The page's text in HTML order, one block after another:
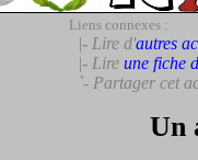
Liens connexes :
|- Lire d'autres
|- Lire une fiche
`- Partager cet
Un